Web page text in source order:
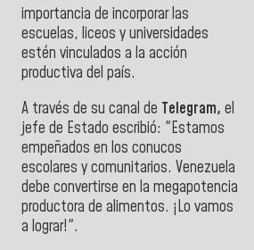
importancia de incorporar las
escuelas, liceos y universidades
estén vinculados a la acción
productiva del país.
A través de su canal de Telegram, el
jefe de Estado escribió: "Estamos
empeñados en los conucos
escolares y comunitarios. Venezuela
debe convertirse en la megapotencia
productora de alimentos. ¡Lo vamos
a lograr!".